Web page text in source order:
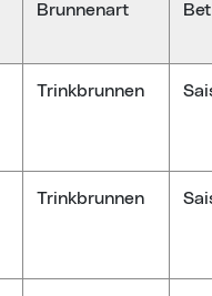
Brunnenart
Trinkbrunnen
Trinkbrunnen